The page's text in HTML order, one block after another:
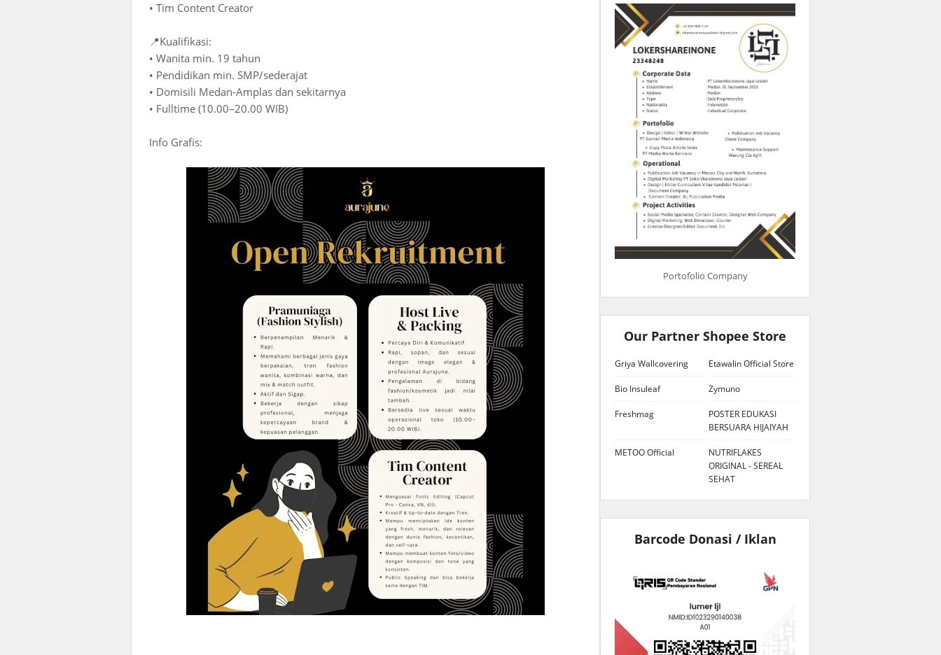
• Tim Content Creator
📍Kualifikasi:
• Wanita min. 19 tahun
• Pendidikan min. SMP/sederajat
• Domisili Medan-Amplas dan sekitarnya
• Fulltime (10.00–20.00 WIB)
Info Grafis:
Portofolio Company
Our Partner Shopee Store
Griya Wallcovering Etawalin Official Store
Bio Insuleaf Zymuno
Freshmag
POSTER EDUKASI
BERSUARA HIJAIYAH
METOO Official
NUTRIFLAKES
ORIGINAL - SEREAL
SEHAT
Barcode Donasi / Iklan